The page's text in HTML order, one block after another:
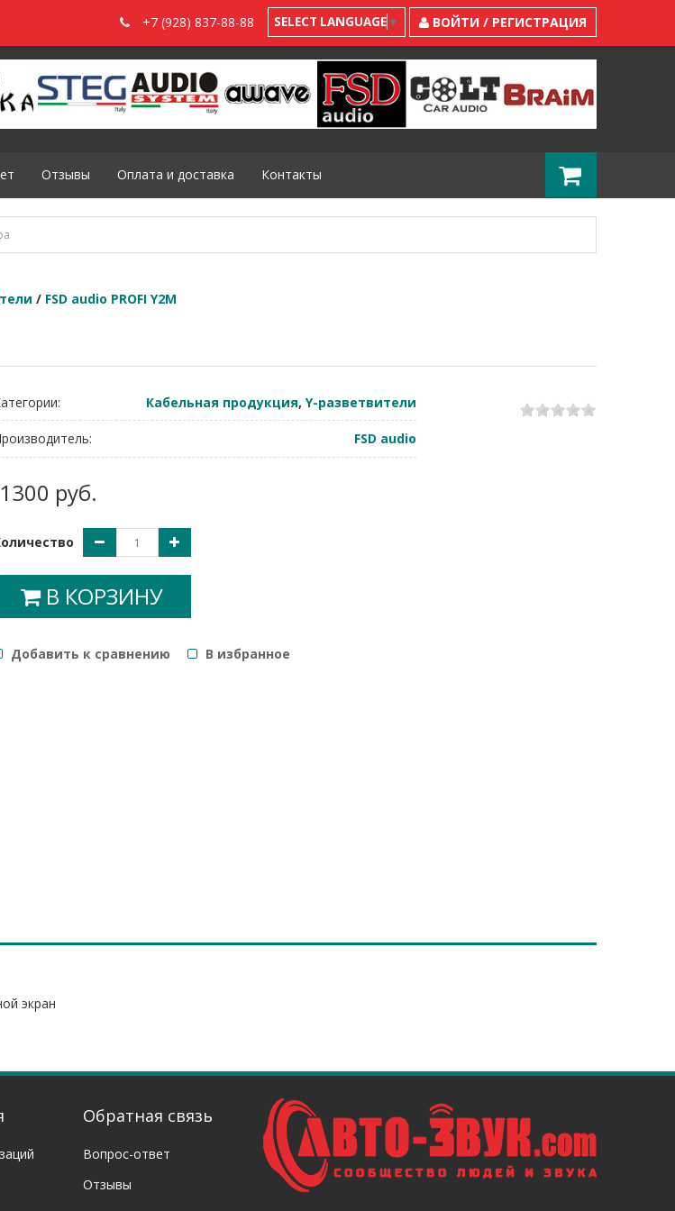
+7 (928) 837-88-88 SELECT LANGUAGE ▼ ВОЙТИ / РЕГИСТРАЦИЯ
Отзывы Оплата и доставка Контакты
/ FSD audio PROFI Y2M
Кабельная продукция, Y-разветвители
FSD audio
1300 руб.
В КОРЗИНУ
Добавить к сравнению B избранное
1 2 3 4 5
экран
Обратная связь
Вопрос-ответ
Отзывы